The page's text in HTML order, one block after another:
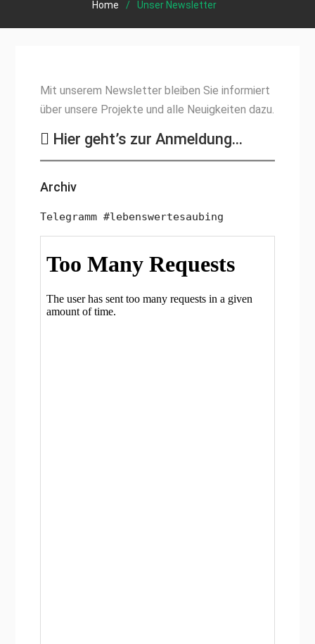
Home Unser Newsletter
Mit unserem Newsletter bleiben Sie informiert
über unsere Projekte und alle Neuigkeiten dazu.
Hier geht’s zur Anmeldung…
Archiv
Telegramm #lebenswertesaubing